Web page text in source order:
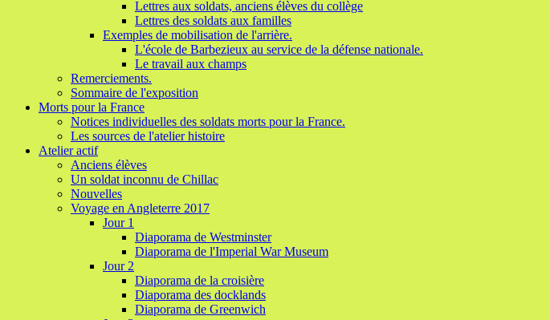
Lettres aux soldats, anciens élèves du collège
Lettres des soldats aux familles
Exemples de mobilisation de l'arrière.
L'école de Barbezieux au service de la défense nationale.
Le travail aux champs
Remerciements.
Sommaire de l'exposition
Morts pour la France
Notices individuelles des soldats morts pour la France.
Les sources de l'atelier histoire
Atelier actif
Anciens élèves
Un soldat inconnu de Chillac
Nouvelles
Voyage en Angleterre 2017
Jour 1
Diaporama de Westminster
Diaporama de l'Imperial War Museum
Jour 2
Diaporama de la croisière
Diaporama des docklands
Diaporama de Greenwich